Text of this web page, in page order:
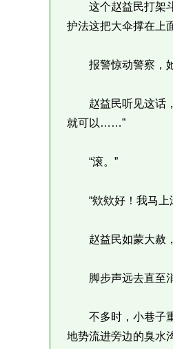
这个赵益民打架斗
护法这把大伞撑在上
报警惊动警察，她
赵益民听见这话，
就可以……”
“滚。”
“欸欸好！我马上
赵益民如蒙大赦，
脚步声远去直至消
不多时，小巷子重
地势流进旁边的臭水